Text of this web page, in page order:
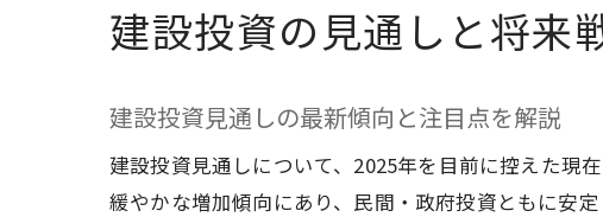
建設投資の見通しと将来
建設投資見通しの最新傾向と注目点を解説
建設投資見通しについて、2025年を目前に控えた現
緩やかな増加傾向にあり、民間・政府投資ともに安定